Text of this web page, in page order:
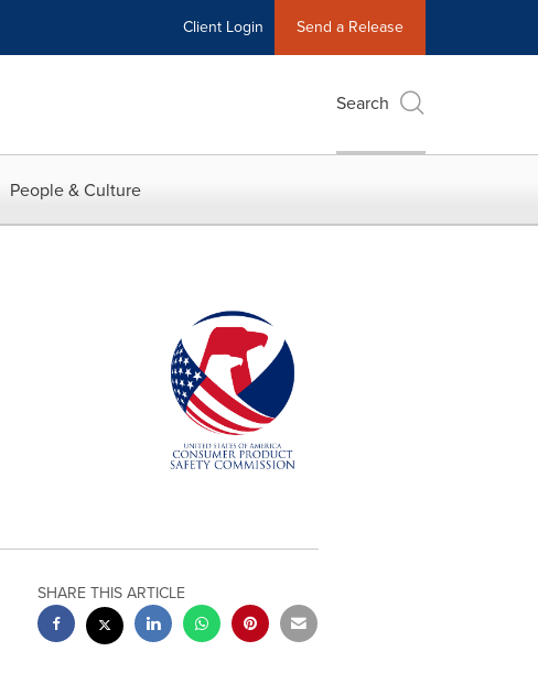
Client Login Send a Release
Search
People & Culture
SHARE THIS ARTICLE